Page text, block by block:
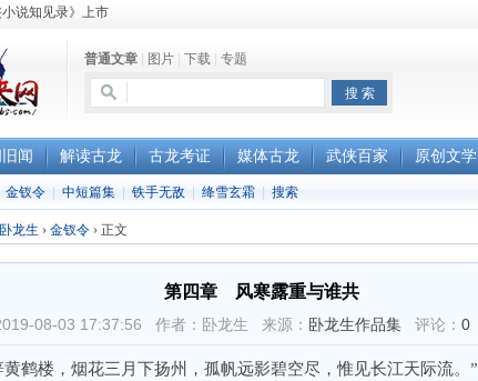
活动圆满结束
小说知见录》上市普通文章 图片 下载 专题
闻 解读古龙 古龙考证 媒体古龙 武侠百家 原创文学
金钗令 中短篇集 铁手无敌 绛雪玄霜 搜索
卧龙生 › 金钗令 › 正文
第四章 风寒露重与谁共
08-03 17:37:56 作者：卧龙生 来源： 卧龙生作品集 评论： 0
楼，烟花三月下扬州，孤帆远影碧空尽，惟见长江天际流。”